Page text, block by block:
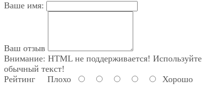
Ваше имя:
Ваш отзыв
Внимание: HTML не поддерживается! Используйте
обычный текст!
Рейтинг Плохо Хорошо